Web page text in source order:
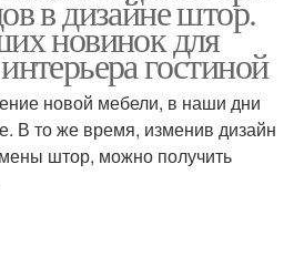
Римские шторы
в дизайне штор.
новинок для
гостиной
новой мебели, в наши дни
В то же время, изменив дизайн
штор, можно получить